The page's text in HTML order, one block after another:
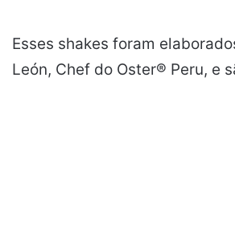
Esses shakes foram
León, Chef do Oster® Peru, e